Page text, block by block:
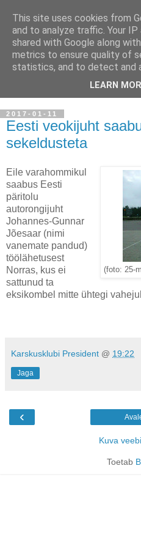
Nonsense
ONLINE
Uudised, mille
2017-01-11
Eesti veokijuht
sekeldusteta
(foto: 25-
Eile varahommikul
saabus Eesti
päritolu
autorongijuht
Johannes-Gunnar
Jõesaar (nimi
vanemate pandud)
töölähetusest
Norras, kus ei
sattunud ta
eksikombel mitte ühtegi
Karskusklubi President @ 19:22
Jaga
‹
Kuva
Toetab
This site uses cookies from
and to analyze traffic. Your
shared with Google along
metrics to ensure quality of
statistics, and to detect and
LEARN